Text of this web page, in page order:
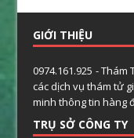
GIỚI THIỆU
0974.161.925 - Thám
các dịch vụ thám tử
minh thông tin hàng
TRỤ SỞ CÔNG TY